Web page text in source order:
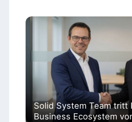
Solid System Team tritt
Business Ecosystem